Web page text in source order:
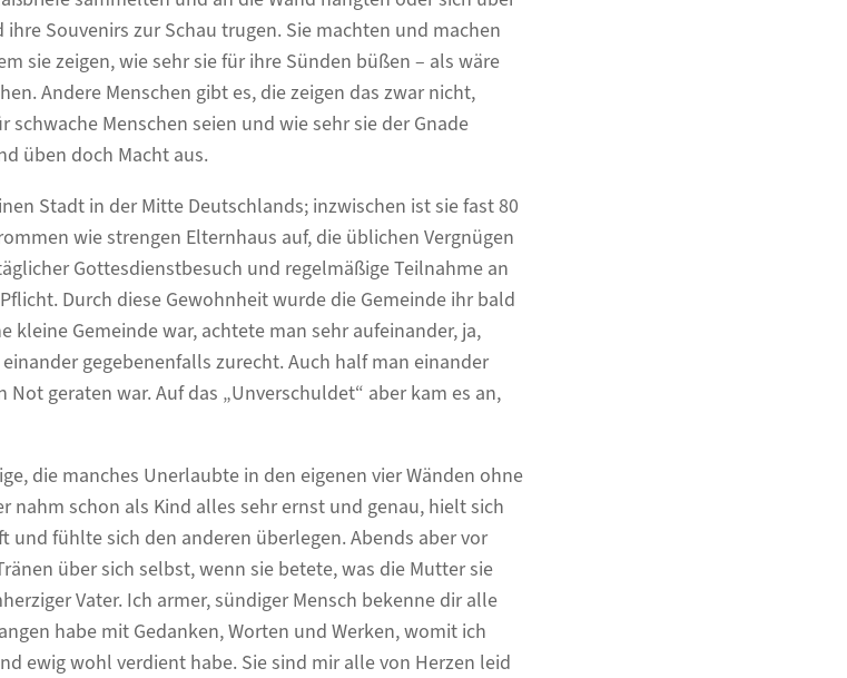
Souvenirs zur Schau trugen. Sie machten und machen
sie zeigen, wie sehr sie für ihre Sünden büßen – als wäre
Andere Menschen gibt es, die zeigen das zwar nicht,
schwache Menschen seien und wie sehr sie der Gnade
üben doch Macht aus.
Stadt in der Mitte Deutschlands; inzwischen ist sie fast 80
wie strengen Elternhaus auf, die üblichen Vergnügen
Gottesdienstbesuch und regelmäßige Teilnahme an
Durch diese Gewohnheit wurde die Gemeinde ihr bald
kleine Gemeinde war, achtete man sehr aufeinander, ja,
gegebenenfalls zurecht. Auch half man einander
geraten war. Auf das „Unverschuldet“ aber kam es an,
die manches Unerlaubte in den eigenen vier Wänden ohne
nahm schon als Kind alles sehr ernst und genau, hielt sich
und fühlte sich den anderen überlegen. Abends aber vor
über sich selbst, wenn sie betete, was die Mutter sie
Vater. Ich armer, sündiger Mensch bekenne dir alle
habe mit Gedanken, Worten und Werken, womit ich
ewig wohl verdient habe. Sie sind mir alle von Herzen leid